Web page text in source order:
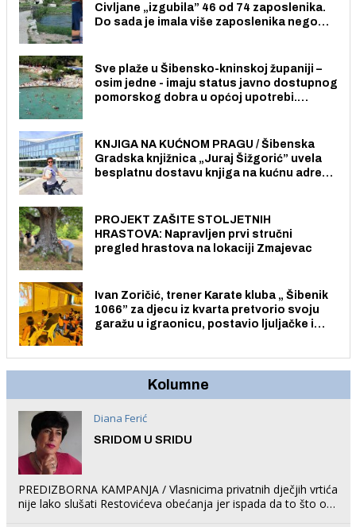
Civljane „izgubila” 46 od 74 zaposlenika.
Do sada je imala više zaposlenika nego
Sve plaže u Šibensko-kninskoj županiji –
osim jedne - imaju status javno dostupnog
pomorskog dobra u općoj upotrebi.
KNJIGA NA KUĆNOM PRAGU / Šibenska
Gradska knjižnica „Juraj Šižgorić” uvela
besplatnu dostavu knjiga na kućnu adresu
PROJEKT ZAŠITE STOLJETNIH
HRASTOVA: Napravljen prvi stručni
pregled hrastova na lokaciji Zmajevac
Ivan Zoričić, trener Karate kluba „ Šibenik
1066” za djecu iz kvarta pretvorio svoju
garažu u igraonicu, postavio ljuljačke i
Kolumne
Diana Ferić
SRIDOM U SRIDU
PREDIZBORNA KAMPANJA / Vlasnicima privatnih dječjih vrtića
nije lako slušati Restovićeva obećanja jer ispada da to što oni